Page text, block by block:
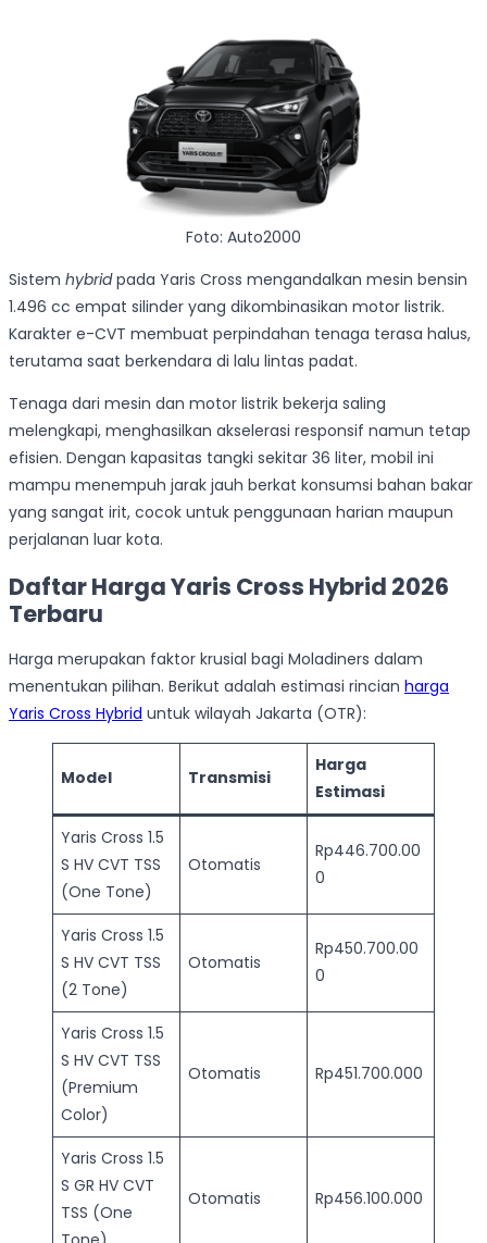
Foto: Auto2000
Sistem hybridpada Yaris Cross mengandalkan mesin bensin
1.496 cc empat silinder yang dikombinasikan motor listrik.
Karakter e-CVT membuat perpindahan tenaga terasa halus,
terutama saat berkendara di lalu lintas padat.
Tenaga dari mesin dan motor listrik bekerja saling
melengkapi, menghasilkan akselerasi responsif namun tetap
efisien. Dengan kapasitas tangki sekitar 36 liter, mobil ini
mampu menempuh jarak jauh berkat konsumsi bahan bakar
yang sangat irit, cocok untuk penggunaan harian maupun
perjalanan luar kota.
Daftar Harga Yaris Cross Hybrid 2026
Terbaru
Harga merupakan faktor krusial bagi Moladiners dalam
menentukan pilihan. Berikut adalah estimasi rincian harga
Yaris Cross Hybrid untuk wilayah Jakarta (OTR):
Model Transmisi
Harga
Estimasi
Yaris Cross 1.5
S HV CVT TSS
(One Tone)
Otomatis
Rp446.700.00
0
Yaris Cross 1.5
S HV CVT TSS
(2 Tone)
Otomatis
Rp450.700.00
0
Yaris Cross 1.5
S HV CVT TSS
(Premium
Color)
Otomatis Rp451.700.000
Yaris Cross 1.5
S GR HV CVT
TSS (One
Otomatis Rp456.100.000